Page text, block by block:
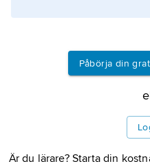
Påbörja din
Är du lärare? Starta din